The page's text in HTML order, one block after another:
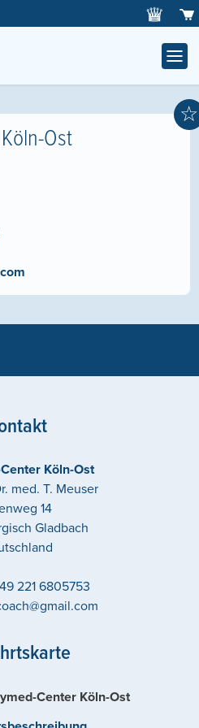
☆
Ost
Köln-Ost
med. T. Meuser
14
Gladbach
221 6805753